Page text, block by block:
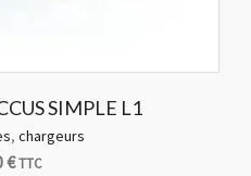
SIMPLE L1
, chargeurs
€TTC